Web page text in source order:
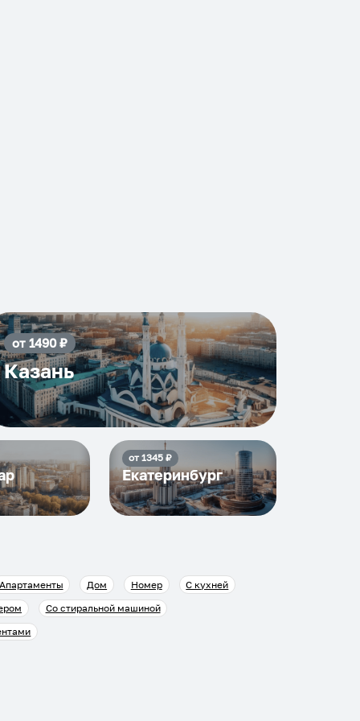
от1490₽
Казань
от 1345₽
Екатеринбург
Дом Номер
С кухней
Со стиральной машиной